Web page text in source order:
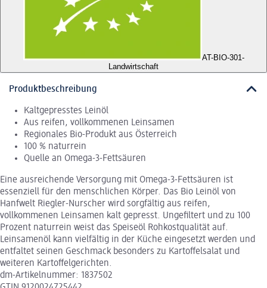
AT-BIO-301-
Landwirtschaft
Produktbeschreibung
Kaltgepresstes Leinöl
Aus reifen, vollkommenen Leinsamen
Regionales Bio-Produkt aus Österreich
100 % naturrein
Quelle an Omega-3-Fettsäuren
Eine ausreichende Versorgung mit Omega-3-Fettsäuren ist
essenziell für den menschlichen Körper. Das Bio Leinöl von
Hanfwelt Riegler-Nurscher wird sorgfältig aus reifen,
vollkommenen Leinsamen kalt gepresst. Ungefiltert und zu 100
Prozent naturrein weist das Speiseöl Rohkostqualität auf.
Leinsamenöl kann vielfältig in der Küche eingesetzt werden und
entfaltet seinen Geschmack besonders zu Kartoffelsalat und
weiteren Kartoffelgerichten.
dm-Artikelnummer: 1837502